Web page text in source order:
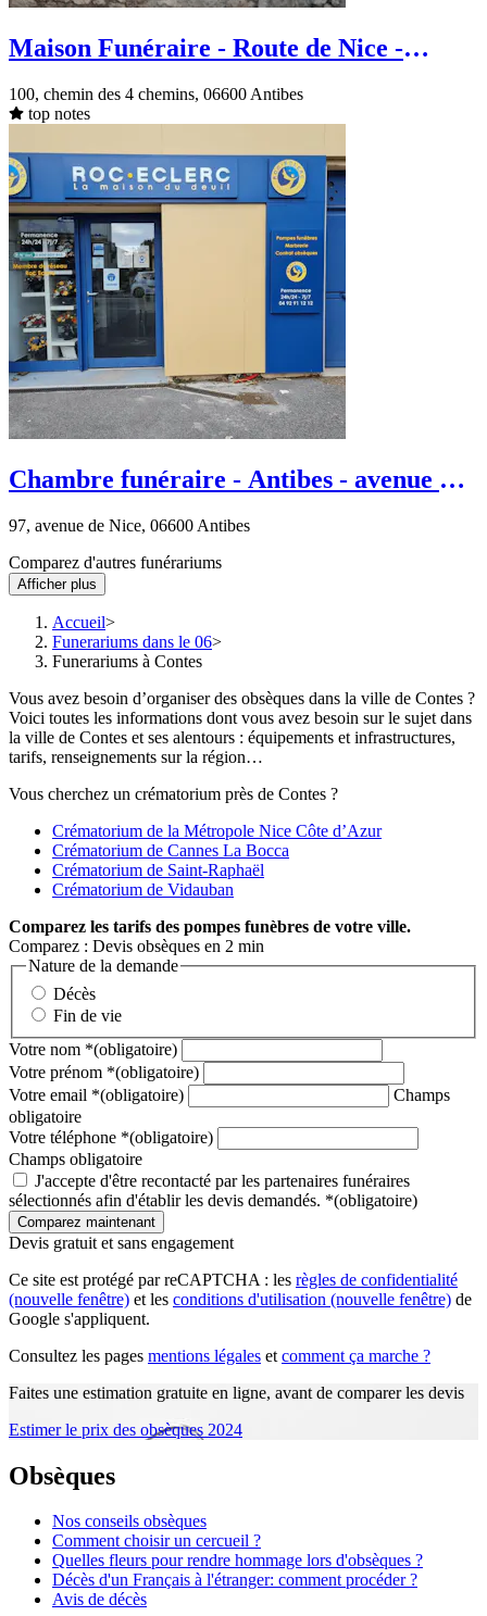
Maison Funéraire - Route de Nice -
100, chemin des 4 chemins, 06600 Antibes
top notes
Chambre funéraire - Antibes - avenue de
97, avenue de Nice, 06600 Antibes
Comparez d'autres funérariums
Afficher plus
Accueil
Funerariums dans le 06
Funerariums à Contes
Vous avez besoin d’organiser des obsèques dans la ville de Contes ?
Voici toutes les informations dont vous avez besoin sur le sujet dans
la ville de Contes et ses alentours : équipements et infrastructures,
tarifs, renseignements sur la région…
Vous cherchez un crématorium près de Contes ?
Crématorium de la Métropole Nice Côte d’Azur
Crématorium de Cannes La Bocca
Crématorium de Saint-Raphaël
Crématorium de Vidauban
Comparez les tarifs des pompes funèbres de votre ville.
Comparez : Devis obsèques en 2 min
Nature de la demande
Décès
Fin de vie
Votre nom *(obligatoire)
Votre prénom *(obligatoire)
Votre email *(obligatoire)
Champs
obligatoire
Votre téléphone *(obligatoire)
Champs obligatoire
J'accepte d'être recontacté par les partenaires funéraires
sélectionnés afin d'établir les devis demandés. *(obligatoire)
Devis gratuit et sans engagement
Ce site est protégé par reCAPTCHA : les règles de confidentialité
(nouvelle fenêtre) et les conditions d'utilisation (nouvelle fenêtre) de
Google s'appliquent.
Consultez les pages mentions légales et comment ça marche ?
Faites une estimation gratuite en ligne, avant de comparer les devis
Estimer le prix des obsèques 2024
Obsèques
Nos conseils obsèques
Comment choisir un cercueil ?
Quelles fleurs pour rendre hommage lors d'obsèques ?
Décès d'un Français à l'étranger: comment procéder ?
Avis de décès